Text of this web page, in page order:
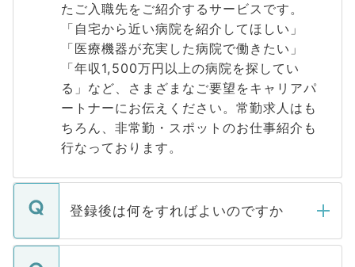
たご入職先をご紹介するサービスです。
「自宅から近い病院を紹介してほしい」
「医療機器が充実した病院で働きたい」
「年収1,500万円以上の病院を探してい
る」など、さまざまなご要望をキャリアパ
ートナーにお伝えください。常勤求人はも
ちろん、非常勤・スポットのお仕事紹介も
行なっております。
登録後は何をすればよいのですか
ご登録いただきましたら、弊社担当者がご